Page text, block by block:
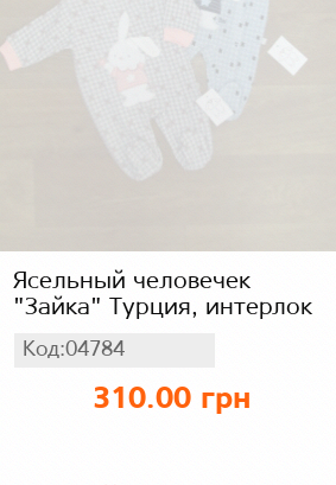
Ясельный человечек
"Зайка" Турция, интерлок
Код:04784
310.00 грн